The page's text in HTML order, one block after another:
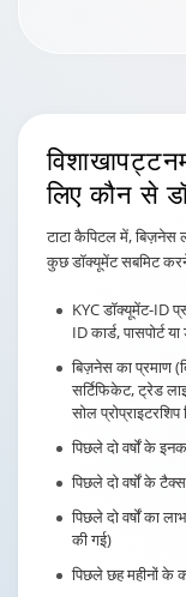
लिए कौन से
टाटा कैपिटल में,
कुछ डॉक्यूमेंट सबमिट
KYC डॉक्यूमेंट-ID
ID कार्ड, पासपोर्ट
बिज़नेस का प्रमाण
सर्टिफिकेट, ट्रेड
सोल
पिछले दो वर्षों के
पिछले दो वर्षों के
पिछले दो वर्षों का
की गई)
पिछले छह महीनों